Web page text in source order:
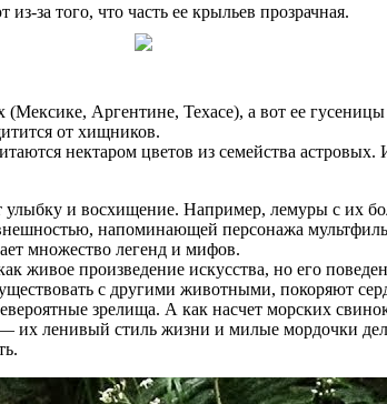
за того, что часть ее крыльев прозрачная.
Аргентине, Техасе), а вот ее
от хищников.
нектаром цветов из семейства
и восхищение. Например, лемуры с их
напоминающей персонажа
множество легенд и мифов.
живое произведение искусства, но его
с другими животными, покоряют
зрелища. А как насчет морских
ленивый стиль жизни и милые мордочки